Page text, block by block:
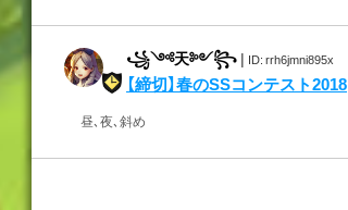
꧁༺天༻꧂ | ID: rrh6jmni895x
【締切】春のSSコンテスト2018
昼､夜､斜め